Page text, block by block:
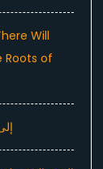
Will
Roots of